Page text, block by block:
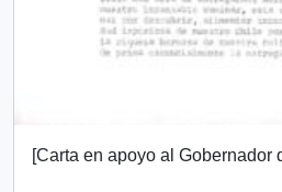
[Carta en apoyo al Gobernador